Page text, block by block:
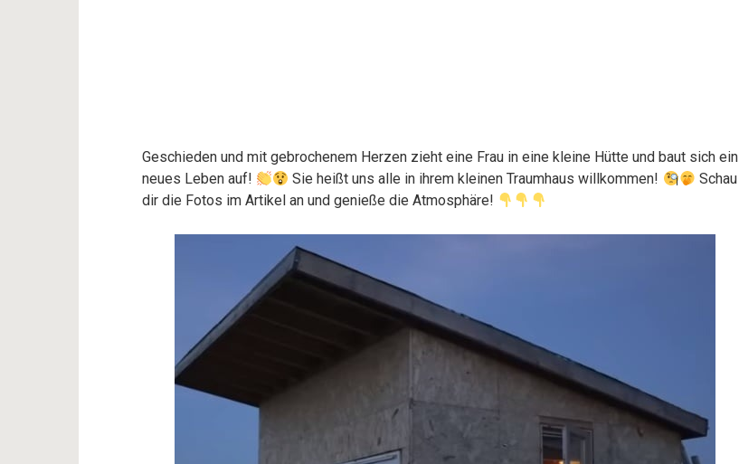
Geschieden und mit gebrochenem Herzen zieht eine Frau in eine kleine Hütte und baut sich ein
neues Leben auf!
Sie heißt uns alle in ihrem kleinen Traumhaus willkommen!
Schau
dir die Fotos im Artikel an und genieße die Atmosphäre!